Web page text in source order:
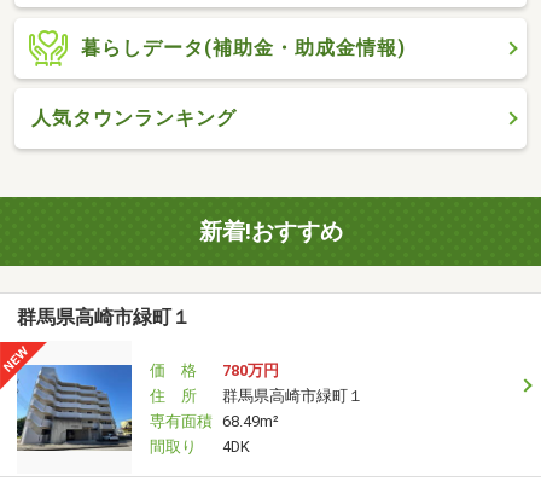
暮らしデータ(補助金・助成金情報)
人気タウンランキング
新着!おすすめ
群馬県高崎市緑町１
価 格
780万円
住 所
群馬県高崎市緑町１
専有面積 68.49m²
間取り
4DK